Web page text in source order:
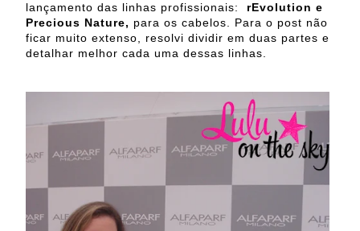
lançamento das linhas profissionais:
rEvolution e
Precious Nature, para os cabelos. Para o post não
ficar muito extenso, resolvi dividir em duas partes e
detalhar melhor cada uma dessas linhas.